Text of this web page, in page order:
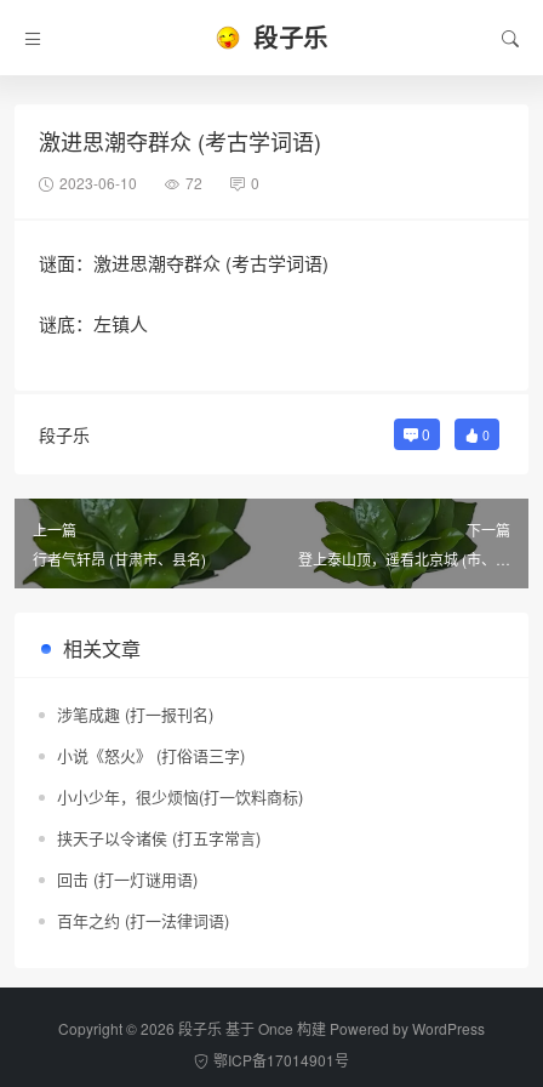
段子乐
激进思潮夺群众 (考古学词语)
2023-06-10 72 0
谜面：激进思潮夺群众 (考古学词语)
谜底：左镇人
段子乐 0 0
上一篇
行者气轩昂 (甘肃市、县名)
下一篇
登上泰山顶，遥看北京城 (市、县
相关文章
涉笔成趣 (打一报刊名)
小说《怒火》 (打俗语三字)
小小少年，很少烦恼(打一饮料商标)
挟天子以令诸侯 (打五字常言)
回击 (打一灯谜用语)
百年之约 (打一法律词语)
Copyright © 2026 段子乐 基于 Once 构建 Powered byWordPress
鄂ICP备17014901号